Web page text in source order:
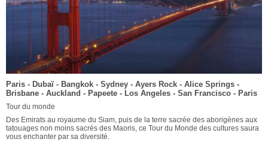
Paris - Dubaï - Bangkok - Sydney - Ayers Rock - Alice Springs -
Brisbane - Auckland - Papeete - Los Angeles - San Francisco - Paris
Tour du monde
Des Emirats au royaume du Siam, puis de la terre sacrée des aborigènes aux
tatouages non moins sacrés des Maoris, ce Tour du Monde des cultures saura
vous enchanter par sa diversité.